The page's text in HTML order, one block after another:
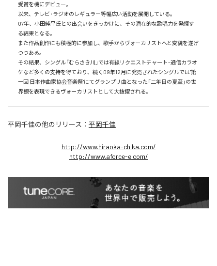
受賞を機にデビュー。
以来、テレビ･ラジオのレギュラー等幅広い活動を展開している。
07年、小田純平氏との出会いをきっかけに、その潜在的な歌唱力を発揮す
る結果となる。
また作品創作にも積極的に参加し、歌手からヴォーカリストへと変貌を遂げ
つつある。
その結果、シングル「むらさき川」では有線リクエストチャート･通信カラオ
ケなど多くの支持を得ており、続く09年12月に発売されたシングルでは"第
一回 日本作曲家協会音楽祭"にてグランプリ曲となった「二年目の夏至」の世
界観を表現できるヴォーカリストとして大抜擢される。
平岡千佳の他のリリース： 平岡千佳
http://www.hiraoka-chika.com/
http://www.aforce-e.com/